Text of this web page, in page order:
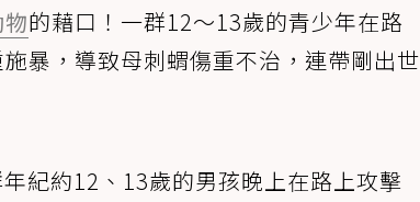
的藉口！一群12～13歲的青少年在路
暴，導致母刺蝟傷重不治，連帶剛出世
紀約12、13歲的男孩晚上在路上攻擊